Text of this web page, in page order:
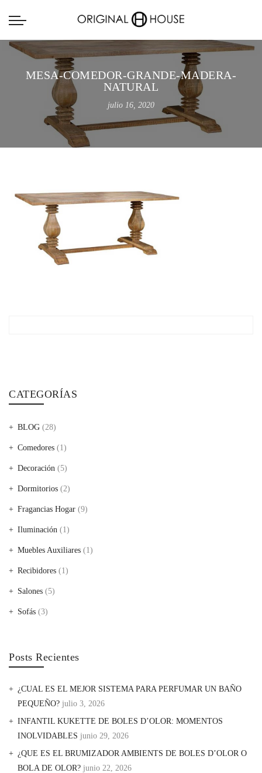
MESA-COMEDOR-GRANDE-MADERA-
NATURAL
julio 16, 2020
CATEGORÍAS
BLOG (28)
Comedores (1)
Decoración (5)
Dormitorios (2)
Fragancias Hogar (9)
Iluminación (1)
Muebles Auxiliares (1)
Recibidores (1)
Salones (5)
Sofás (3)
Posts Recientes
¿CUAL ES EL MEJOR SISTEMA PARA PERFUMAR UN BAÑO
PEQUEÑO? julio 3, 2026
INFANTIL KUKETTE DE BOLES D’OLOR: MOMENTOS
INOLVIDABLES junio 29, 2026
¿QUE ES EL BRUMIZADOR AMBIENTS DE BOLES D’OLOR O
BOLA DE OLOR? junio 22, 2026